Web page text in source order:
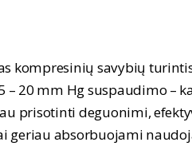
kompresinių savybių
20 mm Hg suspaudimo –
prisotinti deguonimi,
geriau absorbuojami